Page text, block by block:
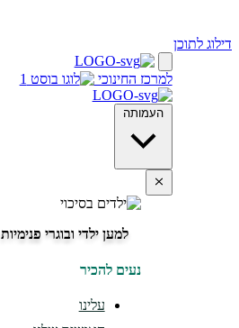
דילוג לתוכן
למרכז החינוכי
העמותה
למען ילדי ובוגרי פנימיות
נעים להכיר
עלינו